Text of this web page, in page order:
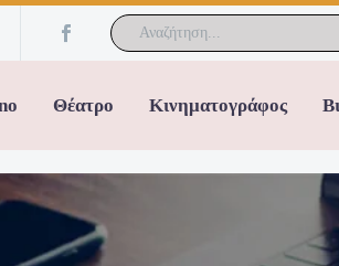
Θέατρο Κινηματογράφος